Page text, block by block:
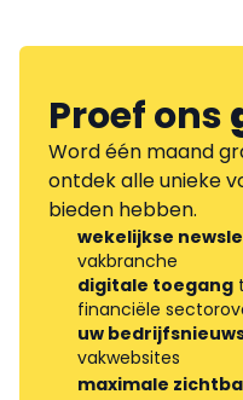
Proef ons
Word één maand
ontdek alle unieke
bieden hebben.
wekelijkse
vakbranche
digitale toegang
financiële
uw
vakwebsites
maximale